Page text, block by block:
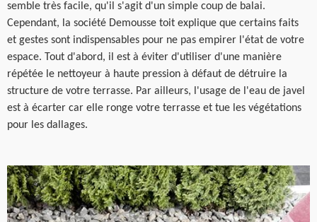
semble très facile, qu'il s'agit d'un simple coup de balai.
Cependant, la société Demousse toit explique que certains faits
et gestes sont indispensables pour ne pas empirer l'état de votre
espace. Tout d'abord, il est à éviter d'utiliser d'une manière
répétée le nettoyeur à haute pression à défaut de détruire la
structure de votre terrasse. Par ailleurs, l'usage de l'eau de javel
est à écarter car elle ronge votre terrasse et tue les végétations
pour les dallages.